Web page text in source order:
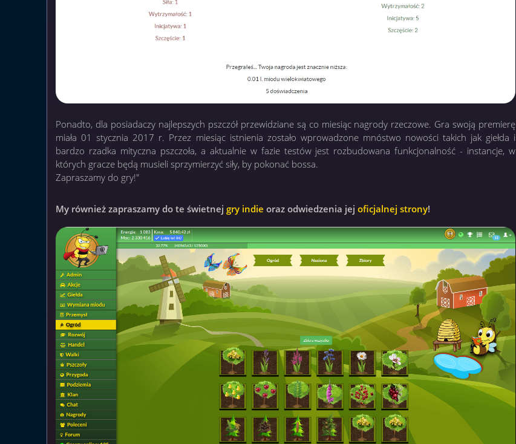
Ponadto, dla posiadaczy najlepszych pszczół przewidziane są co miesiąc nagrody rzeczowe. Gra swoją premierę
miała 01 stycznia 2017 r. Przez miesiąc istnienia zostało wprowadzone mnóstwo nowości takich jak giełda i
bardzo rzadka mityczna pszczoła, a aktualnie w fazie testów jest rozbudowana funkcjonalność - instancje, w
których gracze będą musieli sprzymierzyć siły, by pokonać bossa.
Zapraszamy do gry!"
My również zapraszamy do te świetnejgry indie oraz odwiedzenia jejoficjalnej strony!